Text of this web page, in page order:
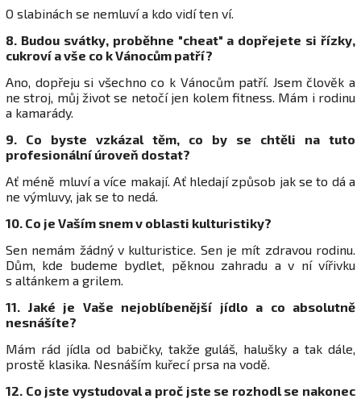
O slabinách se nemluví a kdo vidí ten ví.
8. Budou svátky, proběhne "cheat" a dopřejete si řízky,
cukroví a vše co k Vánocům patří?
Ano, dopřeju si všechno co k Vánocům patří. Jsem člověk a
ne stroj, můj život se netočí jen kolem fitness. Mám i rodinu
a kamarády.
9. Co byste vzkázal těm, co by se chtěli na tuto
profesionální úroveň dostat?
Ať méně mluví a více makají. Ať hledají způsob jak se to dá a
ne výmluvy, jak se to nedá.
10. Co je Vaším snem v oblasti kulturistiky?
Sen nemám žádný v kulturistice. Sen je mít zdravou rodinu.
Dům, kde budeme bydlet, pěknou zahradu a v ní vířivku
s altánkem a grilem.
11. Jaké je Vaše nejoblíbenější jídlo a co absolutně
nesnášíte?
Mám rád jídla od babičky, takže guláš, halušky a tak dále,
prostě klasika. Nesnáším kuřecí prsa na vodě.
12. Co jste vystudoval a proč jste se rozhodl se nakonec